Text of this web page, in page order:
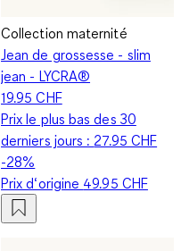
Collection maternité
Jean de grossesse - slim
jean - LYCRA®
19.95 CHF
Prix le plus bas des 30
derniers jours : 27.95 CHF
-28%
Prix d‘origine 49.95 CHF